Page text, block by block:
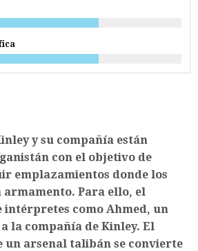
y su compañía están
con el objetivo de
emplazamientos donde los
Para ello, el
intérpretes como Ahmed, un
la compañía de Kinley. El
un arsenal talibán se convierte